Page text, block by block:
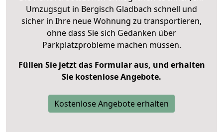
Umzugsgut in Bergisch Gladbach schnell und
sicher in Ihre neue Wohnung zu transportieren,
ohne dass Sie sich Gedanken über
Parkplatzprobleme machen müssen.
Füllen Sie jetzt das Formular aus, und erhalten
Sie kostenlose Angebote.
Kostenlose Angebote erhalten